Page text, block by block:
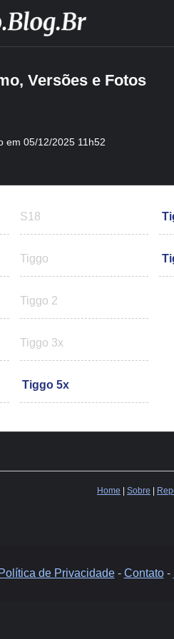
Versões e Fotos
em 05/12/2025 11h52
S18
Tiggo
Tiggo 2
Tiggo 3x
Tiggo 5x
Home Sobre
Política de Privacidade- Contato-